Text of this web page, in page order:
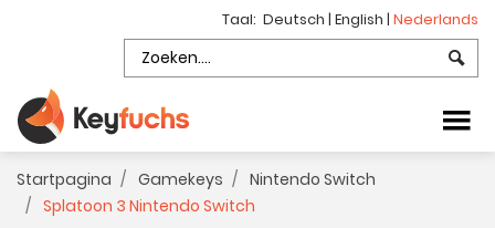
Taal: Deutsch | English | Nederlands
Startpagina Gamekeys
Nintendo Switch
Splatoon 3 Nintendo Switch